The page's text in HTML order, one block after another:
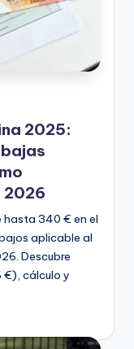
2025:
2026
hasta 340 € en el
aplicable al
Descubre
€), cálculo y